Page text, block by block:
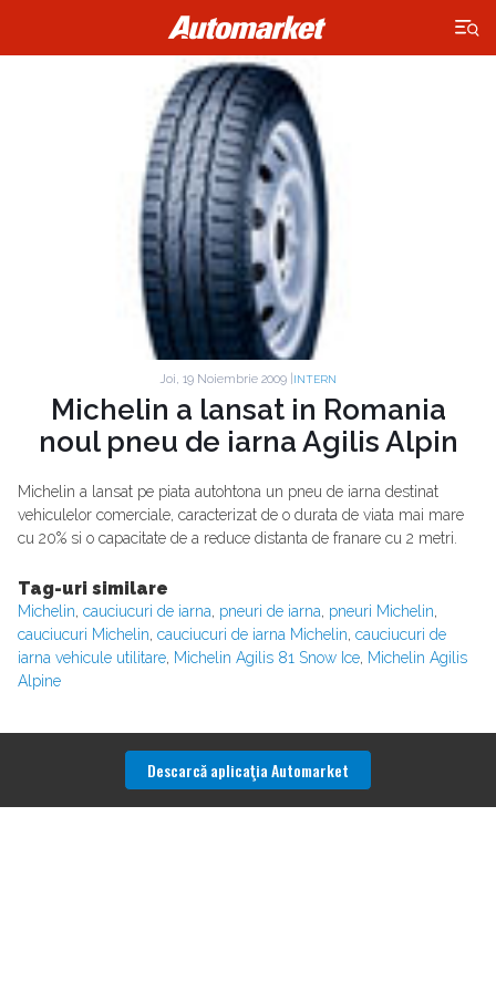
×
Joi, 19 Noiembrie 2009 | INTERN
Michelin a lansat in Romania
noul pneu de iarna Agilis Alpin
Michelin a lansat pe piata autohtona un pneu de iarna destinat
vehiculelor comerciale, caracterizat de o durata de viata mai mare
cu 20% si o capacitate de a reduce distanta de franare cu 2 metri.
Tag-uri similare
Michelin, cauciucuri de iarna, pneuri de iarna, pneuri Michelin,
cauciucuri Michelin, cauciucuri de iarna Michelin, cauciucuri de
iarna vehicule utilitare, Michelin Agilis 81 Snow Ice, Michelin Agilis
Alpine
Descarcă aplicaţia Automarket